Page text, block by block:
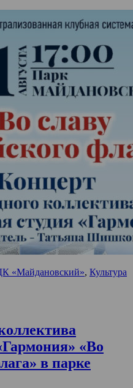
«Майдановский», Культура
«Во
в парке